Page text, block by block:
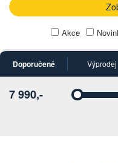
Akce
Doporučené Výprodej
Vyberte
7 990,-